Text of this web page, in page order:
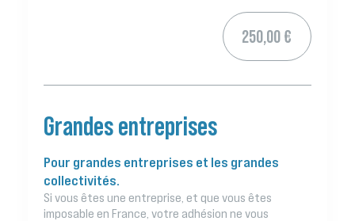
250,00 €
Grandes entreprises
Pour grandes entreprises et les grandes
collectivités.
Si vous êtes une entreprise, et que vous êtes
imposable en France, votre adhésion ne vous